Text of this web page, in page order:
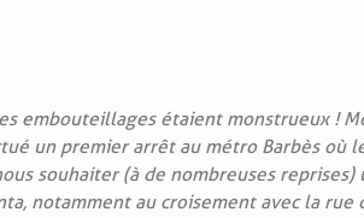
embouteillages étaient monstrueux !
un premier arrêt au métro Barbès où
souhaiter (à de nombreuses reprises)
notamment au croisement avec la rue